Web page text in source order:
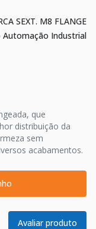
SEXT. M8 FLANGE
Automação Industrial
que
distribuição da
sem
acabamentos.
Avaliar produto